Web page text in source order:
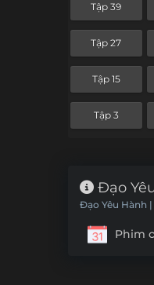
Tập 39
Tập 27
Tập 15
Tập 3
Đạo
Đạo Yêu Hành
Phim